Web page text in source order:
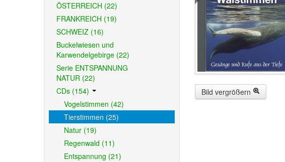
Bild vergrößern
ÖSTERREICH (22)
FRANKREICH (19)
SCHWEIZ (16)
Buckelwiesen und
Karwendelgebirge (22)
Serie ENTSPANNUNG
NATUR (22)
CDs (154)
Vogelstimmen (42)
Tierstimmen (25)
Natur (19)
Regenwald (11)
Entspannung (21)